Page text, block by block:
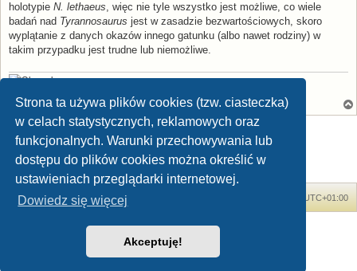
Strona ta używa plików cookies (tzw. ciasteczka)
w celach statystycznych, reklamowych oraz
funkcjonalnych. Warunki przechowywania lub
dostępu do plików cookies można określić w
ustawieniach przeglądarki internetowej.
Dowiedz się więcej
Akceptuję!
holotypie N. lethaeus, więc nie tyle wszystko jest możliwe, co wiele
badań nad Tyrannosaurus jest w zasadzie bezwartościowych, skoro
wyplątanie z danych okazów innego gatunku (albo nawet rodziny) w
takim przypadku jest trudne lub niemożliwe.
Posty: 16 • Strona1z1
Forum Dinozaury.com UTC+01:00
Dinozaury.com© 2006-2020
Technologię dostarczaphpBB® Forum Software © phpBB Limited
Polski pakiet językowy dostarcza